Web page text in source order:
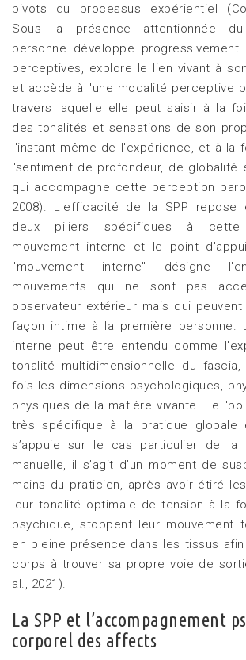
pivots du processus expérientiel
Sous la présence attentionnée
personne développe
perceptives, explore le lien vivant à
et accède à "une modalité perceptive
travers laquelle elle peut saisir à la
des tonalités et sensations de son
l'instant même de l'expérience, et à la
"sentiment de profondeur, de globalité
qui accompagne cette perception
2008). L'efficacité de la SPP repose
deux piliers spécifiques à
mouvement interne et le point
"mouvement interne" désigne
mouvements qui ne sont pas
observateur extérieur mais qui
façon intime à la première personne.
interne peut être entendu comme
tonalité multidimensionnelle du
fois les dimensions psychologiques,
physiques de la matière vivante. Le
très spécifique à la pratique globale
s’appuie sur le cas particulier de la
manuelle, il s’agit d’un moment de
mains du praticien, après avoir étiré
leur tonalité optimale de tension à la
psychique, stoppent leur mouvement
en pleine présence dans les tissus
corps à trouver sa propre voie de
al., 2021).
La SPP et l’accompagnement
corporel des affects